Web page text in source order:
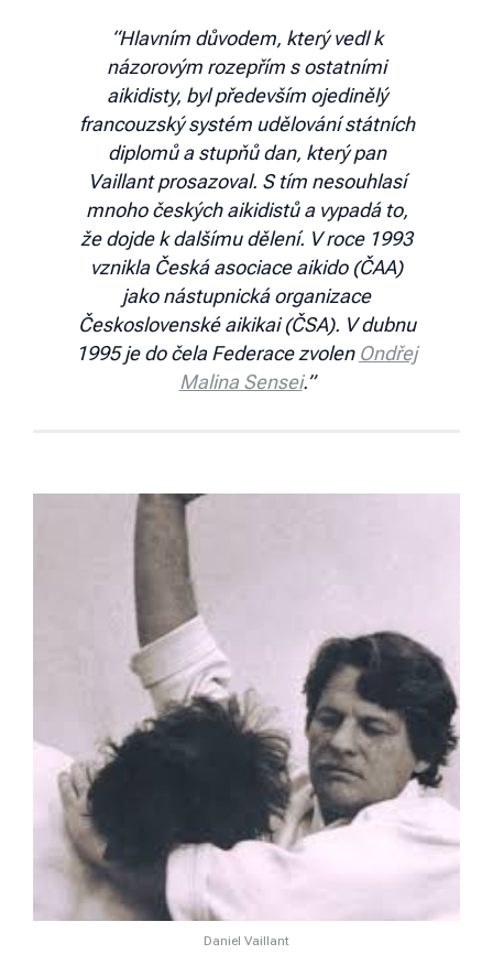
“Hlavním důvodem, který vedl k
názorovým rozepřím s ostatními
aikidisty, byl především ojedinělý
francouzský systém udělování státních
diplomů a stupňů dan, který pan
Vaillant prosazoval. S tím nesouhlasí
mnoho českých aikidistů a vypadá to,
že dojde k dalšímu dělení. V roce 1993
vznikla Česká asociace aikido (ČAA)
jako nástupnická organizace
Československé aikikai (ČSA). V dubnu
1995 je do čela Federace zvolen Ondřej
Malina Sensei.”
Daniel Vaillant